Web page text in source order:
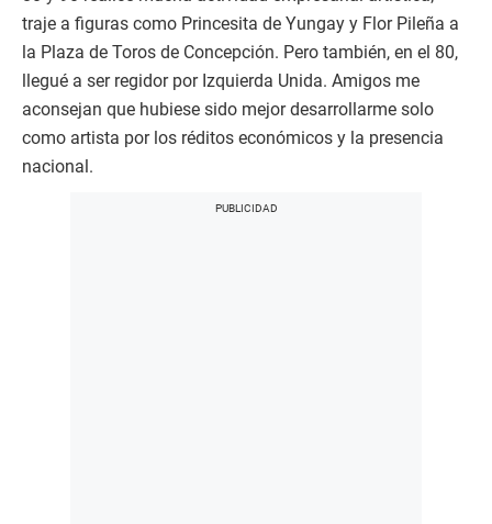
traje a figuras como Princesita de Yungay y Flor Pileña a
la Plaza de Toros de Concepción. Pero también, en el 80,
llegué a ser regidor por Izquierda Unida. Amigos me
aconsejan que hubiese sido mejor desarrollarme solo
como artista por los réditos económicos y la presencia
nacional.